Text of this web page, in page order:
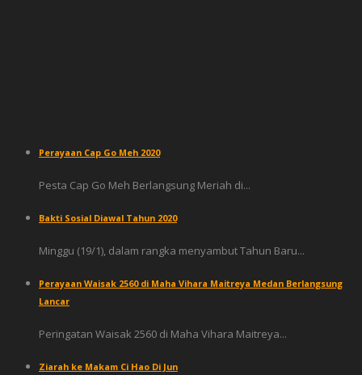
Perayaan Cap Go Meh 2020
Pesta Cap Go Meh Berlangsung Meriah di...
Bakti Sosial Diawal Tahun 2020
Minggu (19/1), dalam rangka menyambut Tahun Baru...
Perayaan Waisak 2560 di Maha Vihara Maitreya Medan Berlangsung
Lancar
Peringatan Waisak 2560 di Maha Vihara Maitreya...
Ziarah ke Makam Ci Hao Di Jun